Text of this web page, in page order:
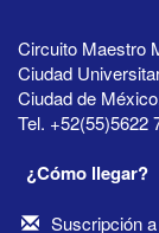
Circuito Maestro
Ciudad
Ciudad de
Tel. +52(55)5622
¿Cómo llegar?
Suscripción